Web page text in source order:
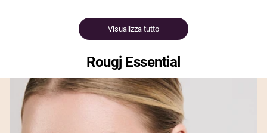
Visualizza tutto
Rougj Essential